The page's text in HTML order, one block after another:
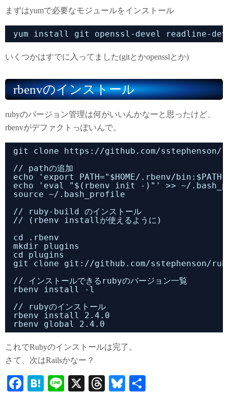
まずはyumで必要なモジュールをインストール
yum install git openssl-devel readline-
いくつかはすでに入ってました(gitとかopensslとか)
rbenvのインストール
rubyのバージョン管理は何がいいんかなーと思ったけど、
rbenvがデファクトっぽいんで。
git clone https://github.com/sstephenson/
// pathの追加
echo 'export PATH="$HOME/.rbenv/
echo 'eval "$(rbenv init -)"' >> ~/
source ~/.bash_profile
// ruby-build のインストール
// (rbenv installが使えるように)
cd .rbenv
mkdir plugins
cd plugins
git clone git://github.com/sstephenson/
// インストールできるrubyのバージョン一覧
rbenv install -l
// rubyのインストール
rbenv install 2.4.0
rbenv global 2.4.0
これでRubyのインストールは完了。
さて、次はRailsかなー？
Fa H
Li
X
T
Bl